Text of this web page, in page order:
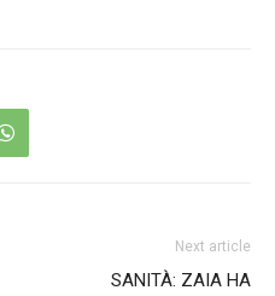
Next article
SANITÀ: ZAIA HA